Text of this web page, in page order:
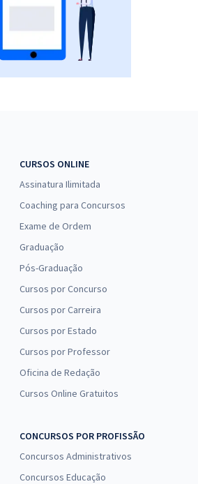
CURSOS ONLINE
Assinatura Ilimitada
Coaching para Concursos
Exame de Ordem
Graduação
Pós-Graduação
Cursos por Concurso
Cursos por Carreira
Cursos por Estado
Cursos por Professor
Oficina de Redação
Cursos Online Gratuitos
CONCURSOS POR PROFISSÃO
Concursos Administrativos
Concursos Educação